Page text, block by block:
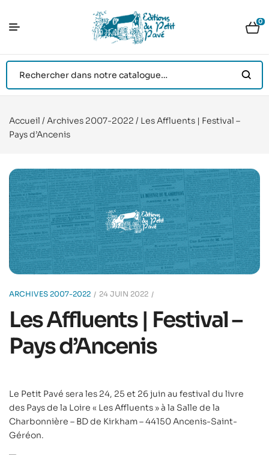
0
Accueil / Archives 2007-2022 / Les Affluents | Festival –
Pays d’Ancenis
ARCHIVES 2007-2022 24 JUIN 2022
Les Affluents | Festival –
Pays d’Ancenis
Le Petit Pavé sera les 24, 25 et 26 juin au festival du livre
des Pays de la Loire « Les Affluents » à la Salle de la
Charbonnière – BD de Kirkham – 44150 Ancenis-Saint-
Géréon.